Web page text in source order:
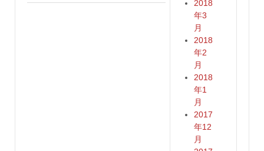
2018
年3
月
2018
年2
月
2018
年1
月
2017
年12
月